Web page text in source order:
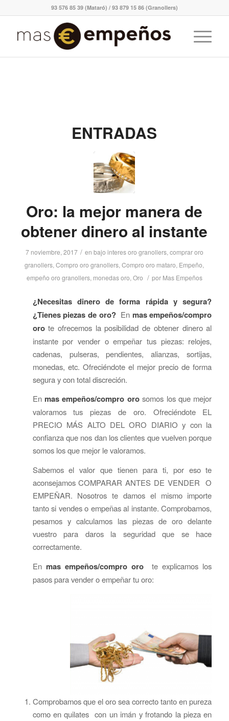
93 576 85 39 (Mataró) / 93 879 15 86 (Granollers)
ENTRADAS
Oro: la mejor manera de
obtener dinero al instante
7 noviembre, 2017 / en bajo interes oro granollers, comprar oro
granollers,Compro oro granollers,Compro oro mataro, Empeño,
empeño oro granollers, monedas oro, Oro / por Mas Empeños
¿Necesitas dinero de forma rápida y segura?
¿Tienes piezas de oro?En mas empeños/compro
orote ofrecemos la posibilidad de obtener dinero al
instante por vender o empeñar tus piezas: relojes,
cadenas, pulseras, pendientes, alianzas, sortijas,
monedas, etc. Ofreciéndote el mejor precio de forma
segura y con total discreción.
En mas empeños/compro orosomos los que mejor
valoramos tus piezas de oro. Ofreciéndote EL
PRECIO MÁS ALTO DEL ORO DIARIO y con la
confianza que nos dan los clientes que vuelven porque
somos los que mejor le valoramos.
Sabemos el valor que tienen para ti, por eso te
aconsejamos COMPARAR ANTES DE VENDER O
EMPEÑAR. Nosotros te damos el mismo importe
tanto si vendes o empeñas al instante. Comprobamos,
pesamos y calculamos las piezas de oro delante
vuestro para daros la seguridad que se hace
correctamente.
En mas empeños/compro orote explicamos los
pasos para vender o empeñar tu oro:
Comprobamos que el oro sea correcto tanto en pureza
como en quilates con un imán y frotando la pieza en